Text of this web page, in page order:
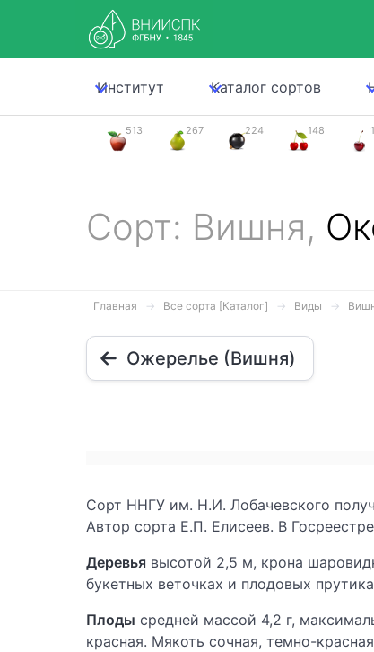
Институт Каталог сортов
513 267 224 148
Сорт: Вишня,
Главная Все сорта [Каталог] Виды
Ожерелье (Вишня)
Сорт ННГУ им. Н.И. Лобачевского
Автор сорта Е.П. Елисеев. В
Деревья высотой 2,5 м, крона
букетных веточках и плодовых
Плоды средней массой 4,2 г,
красная. Мякоть сочная, темно-